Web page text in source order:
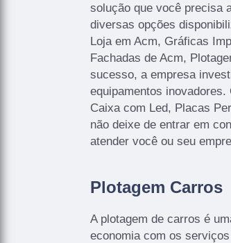
solução que você precisa
diversas opções
Loja em Acm, Gráficas
Fachadas de Acm,
sucesso, a empresa
equipamentos
Caixa com Led, Placas
não deixe de entrar em
atender você ou seu
Plotagem Carros
A plotagem de carros é
economia com os